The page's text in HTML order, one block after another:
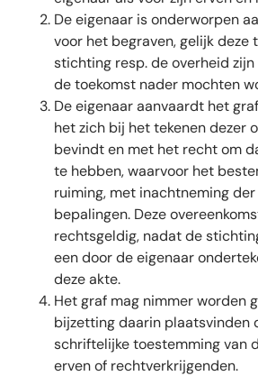
De eigenaar is onderworpen
voor het begraven, gelijk deze
stichting resp. de overheid
de toekomst nader mochten
De eigenaar aanvaardt het
het zich bij het tekenen dezer
bevindt en met het recht om
te hebben, waarvoor het
ruiming, met inachtneming
bepalingen. Deze
rechtsgeldig, nadat de
een door de eigenaar
deze akte.
Het graf mag nimmer worden
bijzetting daarin plaatsvinden
schriftelijke toestemming van
erven of rechtverkrijgenden.